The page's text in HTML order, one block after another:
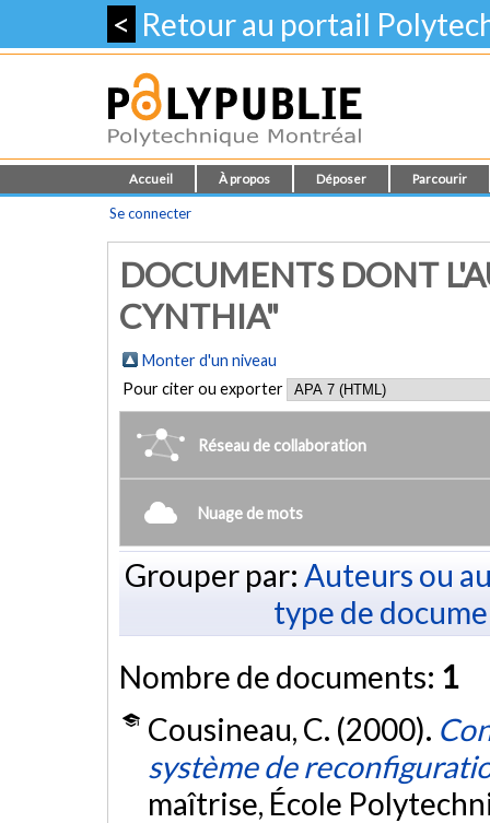
< Retour au portail
Accueil À propos Déposer Parcourir
Se connecter
DOCUMENTS DONT
CYNTHIA"
Monter d'un niveau
Pour citer ou exporter
Réseau de collaboration
Nuage de mots
Grouper par: Auteurs ou
type de
Nombre de documents: 1
Cousineau, C. (2000).
système de
maîtrise, École